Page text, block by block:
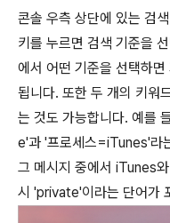
콘솔 우측 상단에 있는 검
키를 누르면 검색 기준을
에서 어떤 기준을 선택하면
됩니다. 또한 두 개의 키워
는 것도 가능합니다. 예를
e'과 '프로세스=iTunes'라
그 메시지 중에서 iTunes
시 'private'이라는 단어가